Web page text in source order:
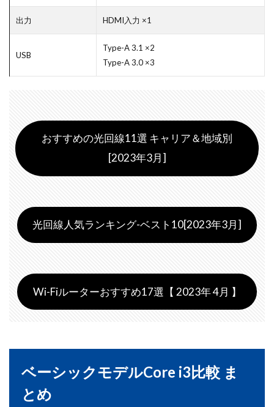
出力 HDMI入力 ×1
USB
Type-A 3.1 ×2
Type-A 3.0 ×3
おすすめの光回線11選 キャリア＆地域別
[2023年3月]
光回線人気ランキング-ベスト10[2023年3月]
Wi-Fiルーターおすすめ17選【 2023年 4月 】
ベーシックモデルCore i3比較 ま
とめ